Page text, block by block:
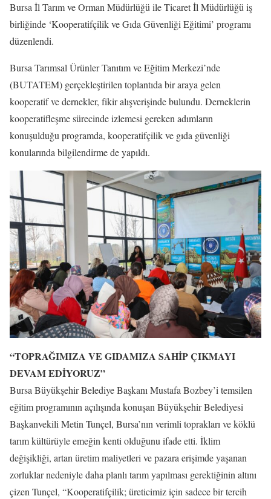
Bursa İl Tarım ve Orman Müdürlüğü ile Ticaret İl Müdürlüğü iş
birliğinde ‘Kooperatifçilik ve Gıda Güvenliği Eğitimi’ programı
düzenlendi.
Bursa Tarımsal Ürünler Tanıtım ve Eğitim Merkezi’nde
(BUTATEM) gerçekleştirilen toplantıda bir araya gelen
kooperatif ve dernekler, fikir alışverişinde bulundu. Derneklerin
kooperatifleşme sürecinde izlemesi gereken adımların
konuşulduğu programda, kooperatifçilik ve gıda güvenliği
konularında bilgilendirme de yapıldı.
“TOPRAĞIMIZA VE GIDAMIZA SAHİP ÇIKMAYI
DEVAM EDİYORUZ”
Bursa Büyükşehir Belediye Başkanı Mustafa Bozbey’i temsilen
eğitim programının açılışında konuşan Büyükşehir Belediyesi
Başkanvekili Metin Tunçel, Bursa’nın verimli toprakları ve köklü
tarım kültürüyle emeğin kenti olduğunu ifade etti. İklim
değişikliği, artan üretim maliyetleri ve pazara erişimde yaşanan
zorluklar nedeniyle daha planlı tarım yapılması gerektiğinin altını
çizen Tunçel, “Kooperatifçilik; üreticimiz için sadece bir tercih